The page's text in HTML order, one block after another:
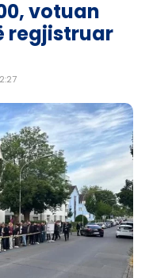
votuan
regjistruar